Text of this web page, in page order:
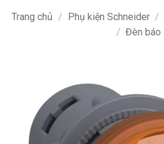
Trang chủ / Phụ kiện Schneider /
/ Đèn báo